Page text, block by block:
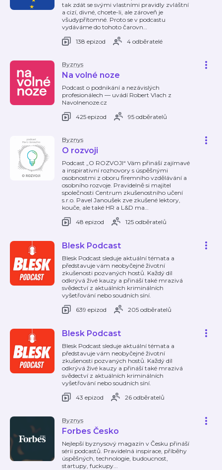
tak zdát se svými vlastními pravidly zvláštní
a cizí, divné, chcete-li, ale zároveň je
všudypřítomné. Proto se v podcastu
vydáváme do tohoto čarovn…
138 epizod
4 odběratelé
Byznys
Na volné noze
Podcast o podnikání a nezávislých
profesionálech — uvádí Robert Vlach z
Navolnenoze.cz
425 epizod
95 odběratelů
Byznys
O rozvoji
Podcast „O ROZVOJI“ Vám přináší zajímavé
a inspirativní rozhovory s úspěšnými
osobnostmi z oboru firemního vzdělávání a
osobního rozvoje. Pravidelně si majitel
společnosti Centrum zkušenostního učení
s.r.o. Pavel Janoušek zve zkušené lektory,
kouče, ale také HR a L&D ma…
48 epizod
125 odběratelů
Blesk Podcast
Blesk Podcast sleduje aktuální témata a
představuje vám neobyčejné životní
zkušenosti pozvaných hostů. Každý díl
odkrývá živé kauzy a přináší také mrazivá
svědectví z aktuálních kriminálních
vyšetřování nebo soudních síní.
639 epizod
205 odběratelů
Blesk Podcast
Blesk Podcast sleduje aktuální témata a
představuje vám neobyčejné životní
zkušenosti pozvaných hostů. Každý díl
odkrývá živé kauzy a přináší také mrazivá
svědectví z aktuálních kriminálních
vyšetřování nebo soudních síní.
43 epizod
26 odběratelů
Byznys
Forbes Česko
Nejlepší byznysový magazín v Česku přináší
sérii podcastů. Pravidelná inspirace, příběhy
úspěšných, technologie, budoucnost,
startupy, fuckupy...